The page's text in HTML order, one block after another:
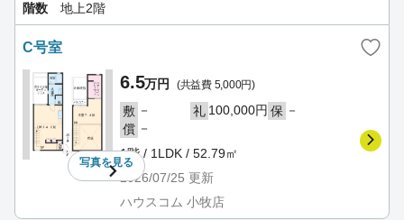
階数
地上2階
C号室
写真を見る
6.5万円 (共益費 5,000円)
敷 － 礼 100,000円 保 －
償 －
1階 / 1LDK / 52.79㎡
2026/07/25 更新
ハウスコム 小牧店